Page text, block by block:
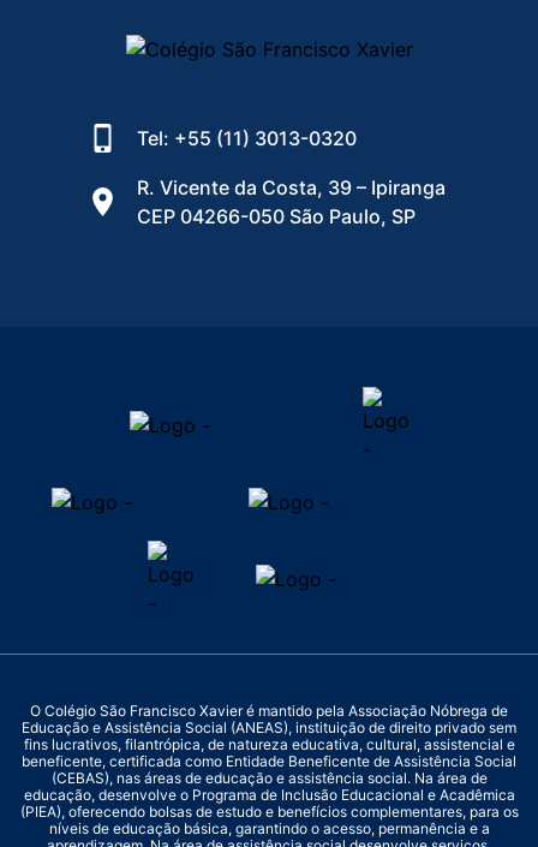
Tel: +55 (11) 3013-0320
R. Vicente da Costa, 39 – Ipiranga
CEP 04266-050 São Paulo, SP
O Colégio São Francisco Xavier é mantido pela Associação Nóbrega de
Educação e Assistência Social (ANEAS), instituição de direito privado sem
fins lucrativos, filantrópica, de natureza educativa, cultural, assistencial e
beneficente, certificada como Entidade Beneficente de Assistência Social
(CEBAS), nas áreas de educação e assistência social. Na área de
educação, desenvolve o Programa de Inclusão Educacional e Acadêmica
(PIEA), oferecendo bolsas de estudo e benefícios complementares, para os
níveis de educação básica, garantindo o acesso, permanência e a